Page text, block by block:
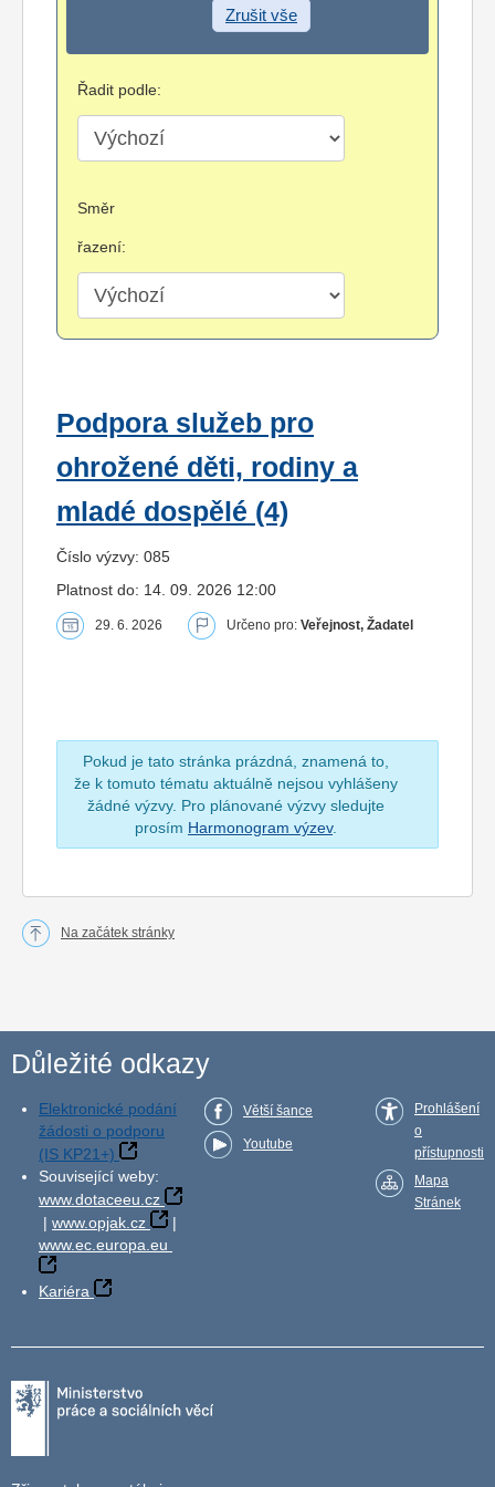
Zrušit vše
Řadit podle:
Směr
řazení:
Podpora služeb pro
ohrožené děti, rodiny a
mladé dospělé (4)
Číslo výzvy: 085
Platnost do: 14. 09. 2026 12:00
29. 6. 2026 Určeno pro: Veřejnost, Žadatel
Pokud je tato stránka prázdná, znamená to,
že k tomuto tématu aktuálně nejsou vyhlášeny
žádné výzvy. Pro plánované výzvy sledujte
prosím Harmonogram výzev.
Na začátek stránky
Důležité odkazy
Elektronické podání
žádosti o podporu
(IS KP21+)
Související weby:
www.dotaceeu.cz
| www.opjak.cz
|
www.ec.europa.eu
Kariéra
Větší šance
Youtube
Prohlášení
o
přístupnosti
Mapa
Stránek